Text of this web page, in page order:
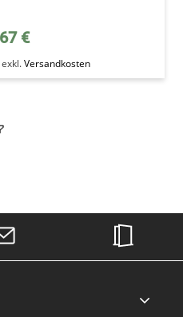
€
exkl.Versandkosten